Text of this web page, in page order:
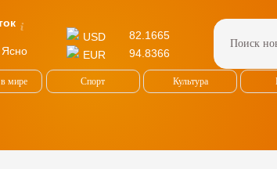
Ясно
USD
82.1665
EUR
94.8366
мире Спорт Культура